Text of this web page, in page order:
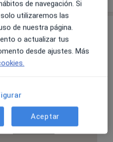
(1)
son importantes,
especialistas no
modificar o
Saber más.Más
de navegación. Si
utilizaremos las
de nuestra página.
o actualizar tus
desde ajustes. Más
Aceptar